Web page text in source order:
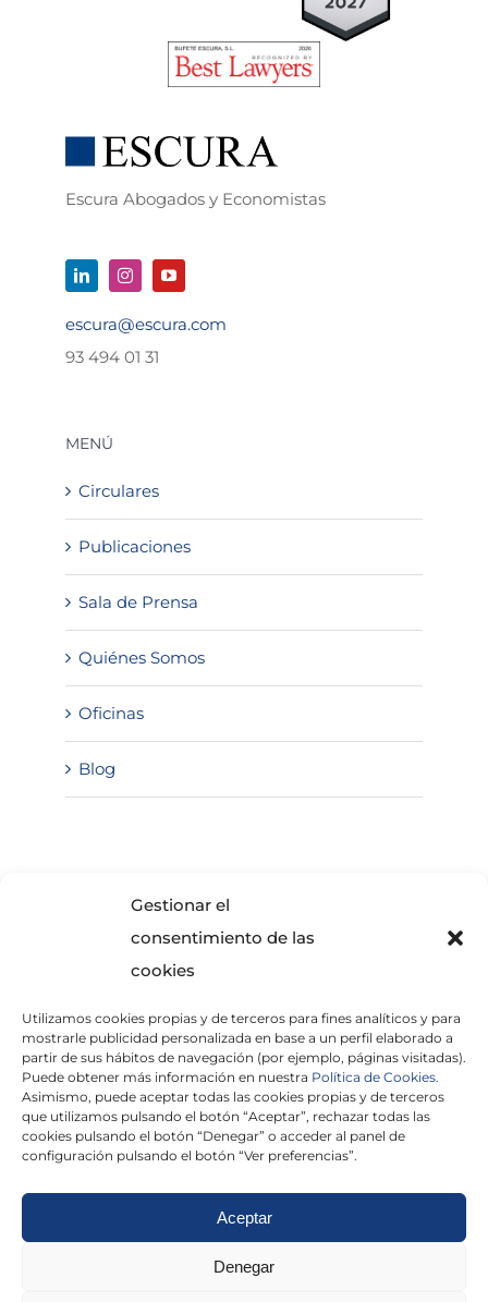
Gestionar el
consentimiento de las
cookies
Utilizamos cookies propias y de terceros para fines analíticos y para
mostrarle publicidad personalizada en base a un perfil elaborado a
partir de sus hábitos de navegación (por ejemplo, páginas visitadas).
Puede obtener más información en nuestra Política de Cookies.
Asimismo, puede aceptar todas las cookies propias y de terceros
que utilizamos pulsando el botón “Aceptar”, rechazar todas las
cookies pulsando el botón “Denegar” o acceder al panel de
configuración pulsando el botón “Ver preferencias”.
Aceptar
Denegar
Escura Abogados y Economistas
escura@escura.com
93 494 01 31
MENÚ
Circulares
Publicaciones
Sala de Prensa
Quiénes Somos
Oficinas
Blog
He leído y acepto laPolítica de Privacidad
Politica de cookies|Aviso Legal